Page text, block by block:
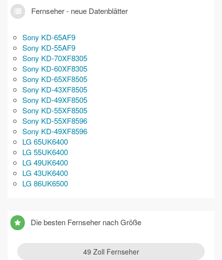
Fernseher - neue Datenblätter
Sony KD-65AF9
Sony KD-55AF9
Sony KD-70XF8305
Sony KD-60XF8305
Sony KD-65XF8505
Sony KD-43XF8505
Sony KD-49XF8505
Sony KD-55XF8505
Sony KD-55XF8596
Sony KD-49XF8596
LG 65UK6400
LG 55UK6400
LG 49UK6400
LG 43UK6400
LG 86UK6500
Die besten Fernseher nach Größe
49 Zoll Fernseher